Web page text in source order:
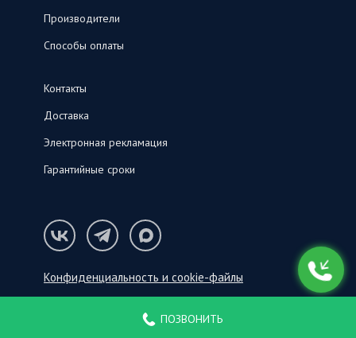
Производители
Способы оплаты
Контакты
Доставка
Электронная рекламация
Гарантийные сроки
Конфиденциальность и cookie-файлы
ПОЗВОНИТЬ